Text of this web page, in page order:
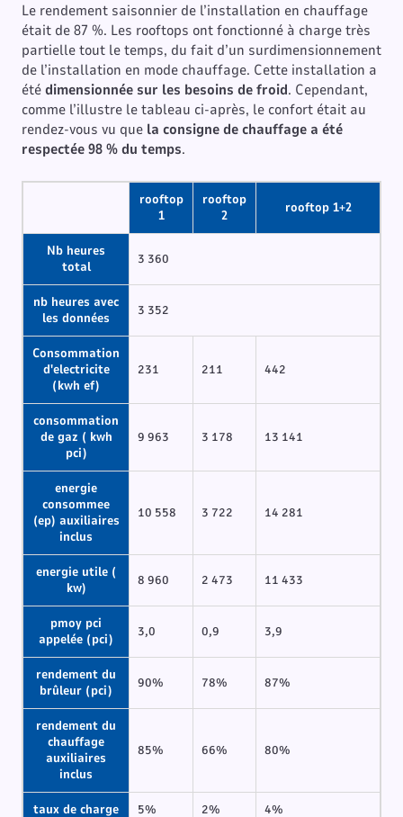
Le rendement saisonnier de l’installation en chauffage
était de 87 %. Les rooftops ont fonctionné à charge très
partielle tout le temps, du fait d’un surdimensionnement
de l’installation en mode chauffage. Cette installation a
étédimensionnée sur les besoins de froid. Cependant,
comme l’illustre le tableau ci-après, le confort était au
rendez-vous vu que la consigne de chauffage a été
respectée 98 %du temps.
rooftop
1
rooftop
2
rooftop 1+2
Nb heures
total
3 360
nb heures avec
les données
3 352
Consommation
d'electricite
(kwh ef)
231 211 442
consommation
de gaz ( kwh
pci)
9 963 3 178 13 141
energie
consommee
(ep) auxiliaires
inclus
10 558 3 722 14 281
energie utile (
kw)
8 960 2 473 11 433
pmoy pci
appelée (pci)
3,0 0,9 3,9
rendement du
brûleur (pci)
90% 78% 87%
rendement du
chauffage
auxiliaires
inclus
85% 66% 80%
taux de charge 5% 2% 4%